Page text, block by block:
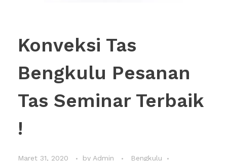
Konveksi Tas
Bengkulu Pesanan
Tas Seminar Terbaik
!
Maret 31, 2020 by Admin
Bengkulu